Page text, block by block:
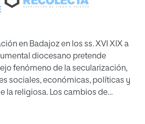
en Badajoz en los ss. XVI XIX a
diocesano pretende
fenómeno de la secularización,
sociales, económicas, políticas y
la religiosa. Los cambios de
ideológicas novedosas